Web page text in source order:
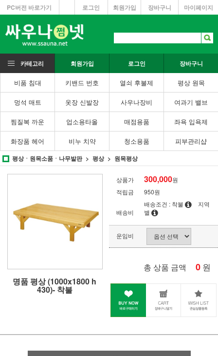
PC버전 바로가기 마이페이지
장바구니
회원가입
로그인
카테고리 회원가입 로그인 장바구니
비품 침대 키밴드 번호 열쇠 후불제 평상 원목
멍석 매트 옷장 신발장 사우나장비 여과기 밸브
찜질복 까운 업소용타올 매점용품 좌욕 입욕제
화장품 헤어 비누 치약 청소용품 피부관리샵
평상ㆍ원목소품ㆍ나무발판 평상 원목평상
명품 평상 (1000x1800 h
430)- 착불
상품가 300,000원
적립금
950원
배송비
배송조건 : 착불
지역
별
운임비
총 상품 금액 0 원